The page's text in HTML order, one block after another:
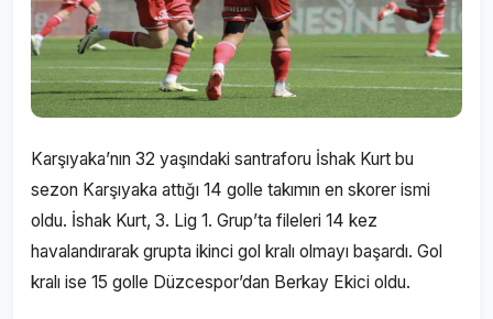
Karşıyaka’nın 32 yaşındaki santraforu İshak Kurt bu
sezon Karşıyaka attığı 14 golle takımın en skorer ismi
oldu. İshak Kurt, 3. Lig 1. Grup’ta fileleri 14 kez
havalandırarak grupta ikinci gol kralı olmayı başardı. Gol
kralı ise 15 golle Düzcespor’dan Berkay Ekici oldu.